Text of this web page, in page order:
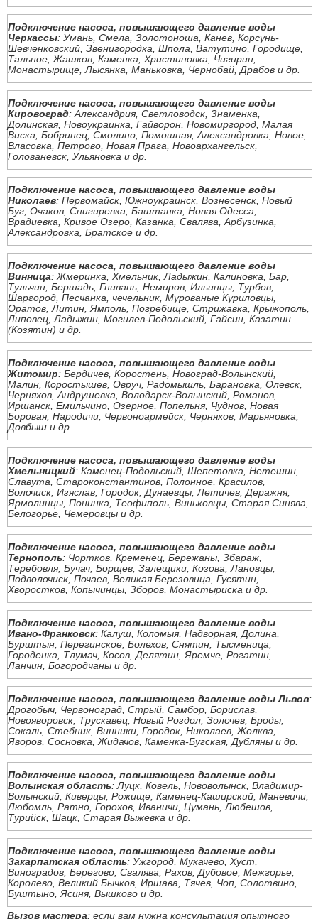
Подключение насоса, повышающего давление воды
Черкассы: Умань, Смела, Золотоноша, Канев, Корсунь-
Шевченковский, Звенигородка, Шпола, Ватутино, Городище,
Тальное, Жашков, Каменка, Христиновка, Чигирин,
Монастырище, Лысянка, Маньковка, Чернобай, Драбов и др.
Подключение насоса, повышающего давление воды
Кировоград: Александрия, Светловодск, Знаменка,
Долинская, Новоукраинка, Гайворон, Новомиргород, Малая
Виска, Бобринец, Смолино, Помошная, Александровка, Новое,
Власовка, Петрово, Новая Прага, Новоархангельск,
Голованевск, Ульяновка и др.
Подключение насоса, повышающего давление воды
Николаев: Первомайск, Южноукраинск, Вознесенск, Новый
Буг, Очаков, Снигиревка, Баштанка, Новая Одесса,
Врадиевка, Кривое Озеро, Казанка, Свалява, Арбузинка,
Александровка, Братское и др.
Подключение насоса, повышающего давление воды
Винница: Жмеринка, Хмельник, Ладыжин, Калиновка, Бар,
Тульчин, Бершадь, Гнивань, Немиров, Ильинцы, Турбов,
Шаргород, Песчанка, чечельник, Мурованые Куриловцы,
Оратов, Литин, Ямполь, Погребище, Стрижавка, Крыжополь,
Липовец, Ладыжин, Могилев-Подольский, Гайсин, Казатин
(Козятин) и др.
Подключение насоса, повышающего давление воды
Житомир: Бердичев, Коростень, Новоград-Волынский,
Малин, Коростышев, Овруч, Радомышль, Барановка, Олевск,
Черняхов, Андрушевка, Володарск-Волынский, Романов,
Иршанск, Емильчино, Озерное, Попельня, Чуднов, Новая
Боровая, Народичи, Червоноармейск, Черняхов, Марьяновка,
Довбыш и др.
Подключение насоса, повышающего давление воды
Хмельницкий: Каменец-Подольский, Шепетовка, Нетешин,
Славута, Староконстантинов, Полонное, Красилов,
Волочиск, Изяслав, Городок, Дунаевцы, Летичев, Деражня,
Ярмолинцы, Понинка, Теофиполь, Виньковцы, Старая Синява,
Белогорье, Чемеровцы и др.
Подключение насоса, повышающего давление воды
Тернополь: Чортков, Кременец, Бережаны, Збараж,
Теребовля, Бучач, Борщев, Залещики, Козова, Лановцы,
Подволочиск, Почаев, Великая Березовица, Гусятин,
Хворостков, Копычинцы, Зборов, Монастыриска и др.
Подключение насоса, повышающего давление воды
Ивано-Франковск: Калуш, Коломыя, Надворная, Долина,
Бурштын, Перегинское, Болехов, Снятин, Тысменица,
Городенка, Тлумач, Косов, Делятин, Яремче, Рогатин,
Ланчин, Богородчаны и др.
Подключение насоса, повышающего давление воды Львов:
Дрогобыч, Червоноград, Стрый, Самбор, Борислав,
Новояворовск, Трускавец, Новый Роздол, Золочев, Броды,
Сокаль, Стебник, Винники, Городок, Николаев, Жолква,
Яворов, Сосновка, Жидачов, Каменка-Бугская, Дубляны и др.
Подключение насоса, повышающего давление воды
Волынская область: Луцк, Ковель, Нововолынск, Владимир-
Волынский, Киверцы, Рожище, Каменец-Каширский, Маневичи,
Любомль, Ратно, Горохов, Иваничи, Цумань, Любешов,
Турийск, Шацк, Старая Выжевка и др.
Подключение насоса, повышающего давление воды
Закарпатская область: Ужгород, Мукачево, Хуст,
Виноградов, Берегово, Свалява, Рахов, Дубовое, Межгорье,
Королево, Великий Бычков, Иршава, Тячев, Чоп, Солотвино,
Буштыно, Ясиня, Вышково и др.
Вызов мастера: если вам нужна консультация опытного